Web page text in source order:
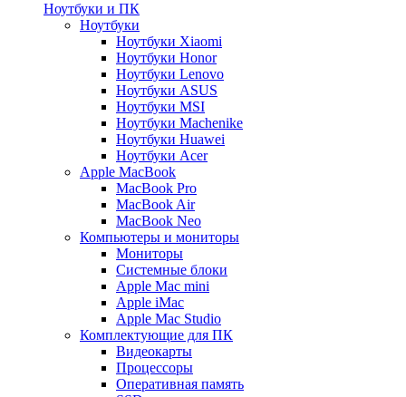
Ноутбуки и ПК
Ноутбуки
Ноутбуки Xiaomi
Ноутбуки Honor
Ноутбуки Lenovo
Ноутбуки ASUS
Ноутбуки MSI
Ноутбуки Machenike
Ноутбуки Huawei
Ноутбуки Acer
Apple MacBook
MacBook Pro
MacBook Air
MacBook Neo
Компьютеры и мониторы
Мониторы
Системные блоки
Apple Mac mini
Apple iMac
Apple Mac Studio
Комплектующие для ПК
Видеокарты
Процессоры
Оперативная память